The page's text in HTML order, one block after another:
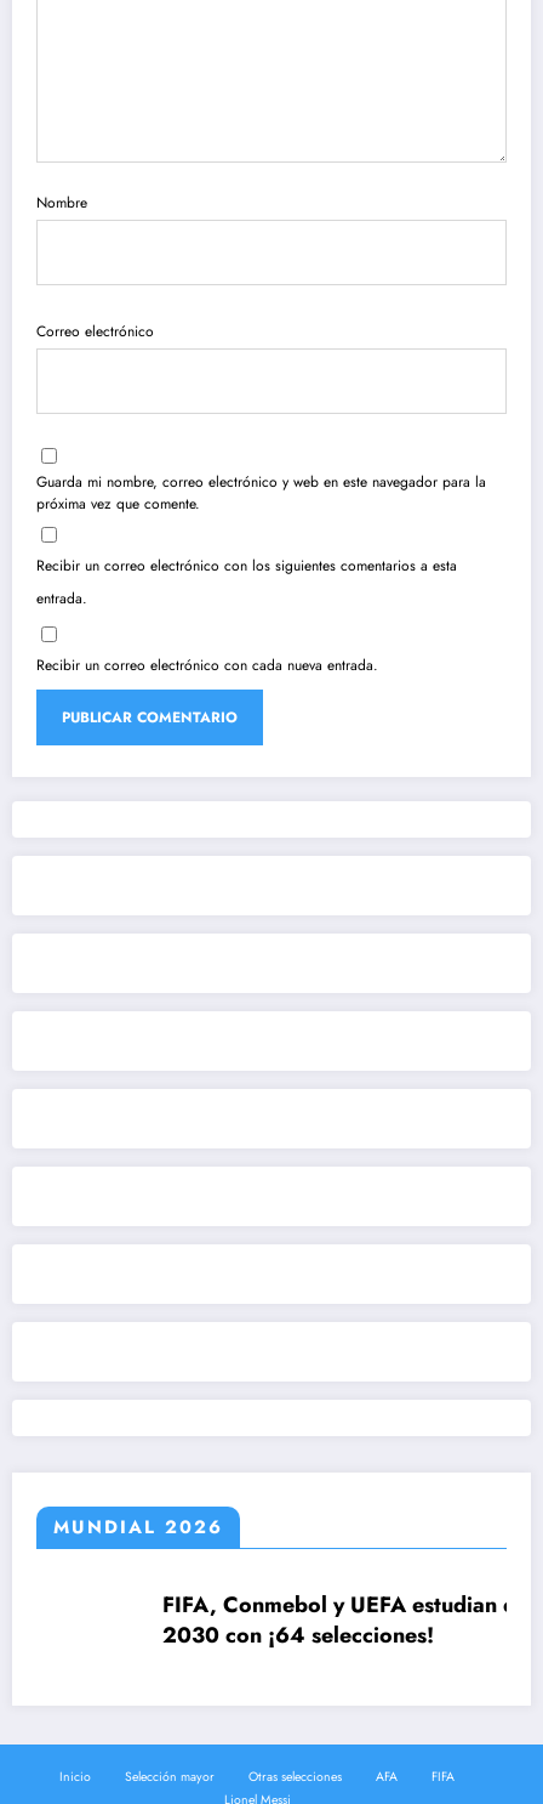
Nombre
Correo electrónico
Guarda mi nombre, correo electrónico y web en este navegador para la
próxima vez que comente.
Recibir un correo electrónico con los siguientes comentarios a esta
entrada.
Recibir un correo electrónico con cada nueva entrada.
MUNDIAL 2026
FIFA, Conmebol y UEFA estudian el Mundial
2030 con ¡64 selecciones!
Inicio Selección mayor Otras selecciones AFA
FIFA
Lionel Messi